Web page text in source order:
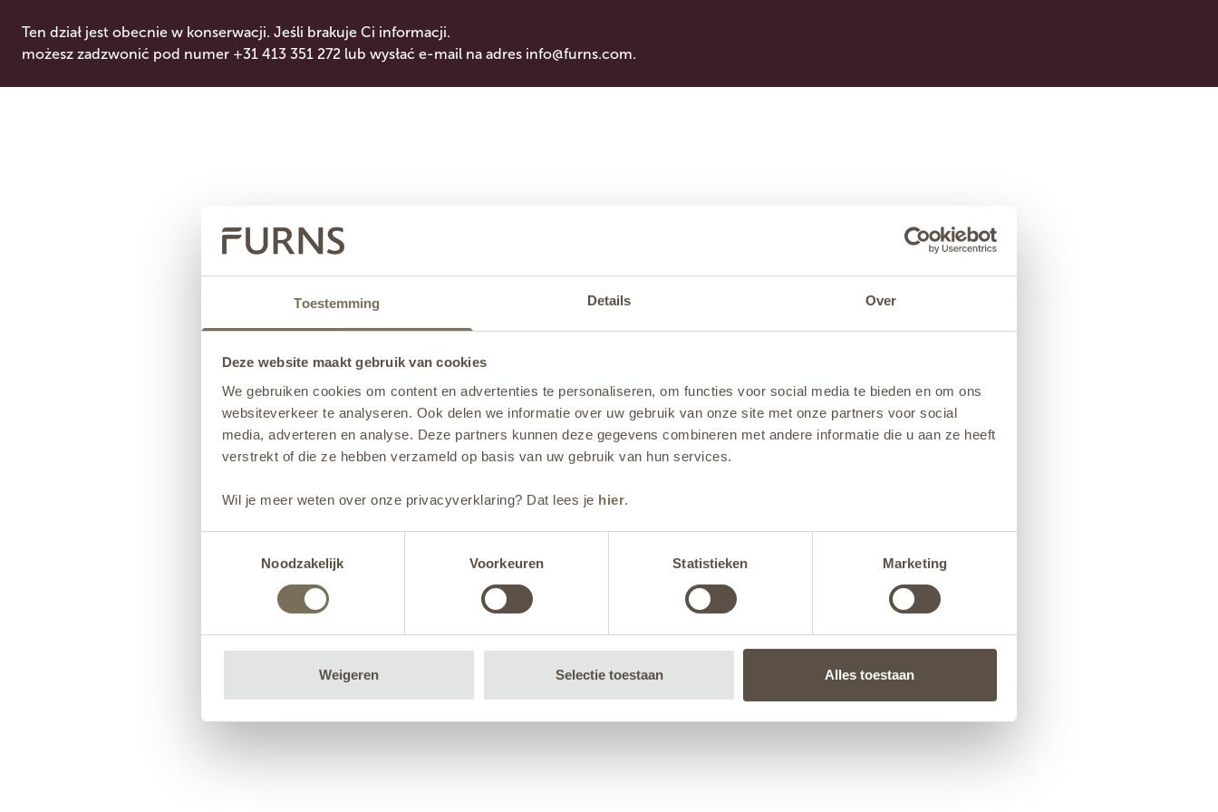
Toestemming Details Over
Deze website maakt gebruik van cookies
We gebruiken cookies om content en advertenties te personaliseren, om functies voor social media te bieden en om ons
websiteverkeer te analyseren. Ook delen we informatie over uw gebruik van onze site met onze partners voor social
media, adverteren en analyse. Deze partners kunnen deze gegevens combineren met andere informatie die u aan ze heeft
verstrekt of die ze hebben verzameld op basis van uw gebruik van hun services.
Wil je meer weten over onze privacyverklaring? Dat lees je hier.
Noodzakelijk
Voorkeuren Statistieken Marketing
Weigeren Selectie toestaan Alles toestaan
Ten dział jest obecnie w konserwacji. Jeśli brakuje Ci informacji.
możesz zadzwonić pod numer +31 413 351 272 lub wysłać e-mail na adres info@furns.com.